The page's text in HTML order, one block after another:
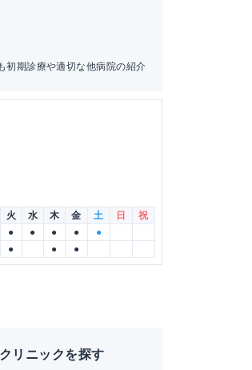
初期診療や適切な他病院の紹介
火 水 木 金 土 日
祝
● ● ● ●
●
● ● ●
リニックを探す